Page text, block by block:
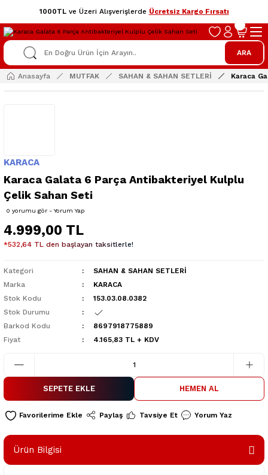
1000TLve Üzeri Alışverişlerde Ücretsiz Kargo Fırsatı
ARA
Anasayfa MUTFAK SAHAN & SAHAN SETLERİ Karaca
KARACA
Karaca Galata 6 Parça Antibakteriyel Kulplu
Çelik Sahan Seti
0 yorumu gör - Yorum Yap
4.999,00 TL
*532,64 TL den başlayan taksitlerle!
Kategori
SAHAN & SAHAN SETLERİ
Marka
KARACA
Stok Kodu
153.03.08.0382
Stok Durumu
Barkod Kodu
8697918775889
Fiyat
4.165,83 TL + KDV
SEPETE EKLE HEMEN AL
Paylaş Tavsiye Et Yorum Yaz
Ürün Bilgisi